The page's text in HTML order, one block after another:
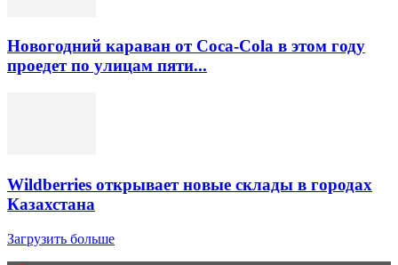
Новогодний караван от Coca-Cola в этом году
проедет по улицам пяти...
Wildberries открывает новые склады в городах
Казахстана
Загрузить больше